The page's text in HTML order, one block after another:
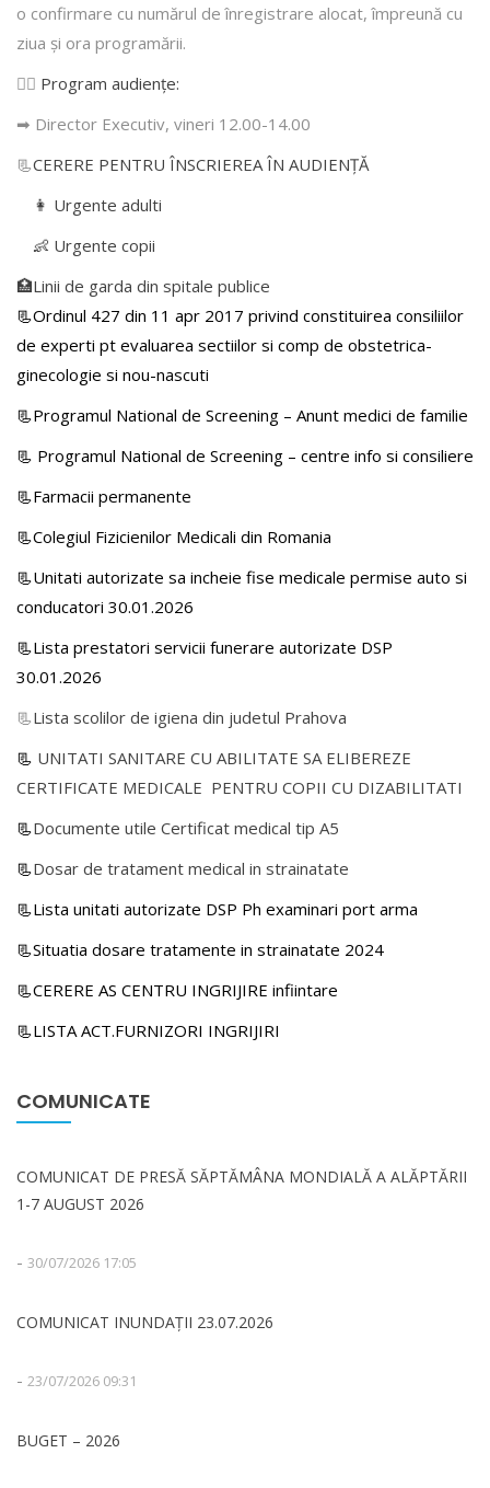
o confirmare cu numărul de înregistrare alocat, împreună cu
ziua şi ora programării.
👩‍⚕️ Program audiențe:
➡ Director Executiv, vineri 12.00-14.00
📃CERERE PENTRU ÎNSCRIEREA ÎN AUDIENŢĂ
👩 Urgente adulti
👶 Urgente copii
🏥Linii de garda din spitale publice
📃Ordinul 427 din 11 apr 2017 privind constituirea consiliilor
de experti pt evaluarea sectiilor si comp de obstetrica-
ginecologie si nou-nascuti
📃Programul National de Screening – Anunt medici de familie
📃 Programul National de Screening – centre info si consiliere
📃Farmacii permanente
📃Colegiul Fizicienilor Medicali din Romania
📃Unitati autorizate sa incheie fise medicale permise auto si
conducatori 30.01.2026
📃Lista prestatori servicii funerare autorizate DSP
30.01.2026
📃Lista scolilor de igiena din judetul Prahova
📃 UNITATI SANITARE CU ABILITATE SA ELIBEREZE
CERTIFICATE MEDICALE PENTRU COPII CU DIZABILITATI
📃Documente utile Certificat medical tip A5
📃Dosar de tratament medical in strainatate
📃Lista unitati autorizate DSP Ph examinari port arma
📃Situatia dosare tratamente in strainatate 2024
📃CERERE AS CENTRU INGRIJIRE infiintare
📃LISTA ACT.FURNIZORI INGRIJIRI
COMUNICATE
COMUNICAT DE PRESĂ SĂPTĂMÂNA MONDIALĂ A ALĂPTĂRII
1-7 AUGUST 2026
- 30/07/2026 17:05
COMUNICAT INUNDAȚII 23.07.2026
- 23/07/2026 09:31
BUGET – 2026